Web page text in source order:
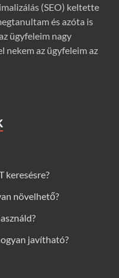
(SEO) keltette
és azóta is
ügyfeleim nagy
nekem az ügyfeleim az
keresésre?
növelhető?
javítható?